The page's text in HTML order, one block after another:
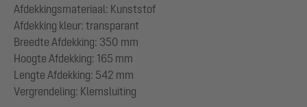
Afdekkingsmateriaal: Kunststof
Afdekking kleur: transparant
Breedte Afdekking: 350 mm
Hoogte Afdekking: 165 mm
Lengte Afdekking: 542 mm
Vergrendeling: Klemsluiting